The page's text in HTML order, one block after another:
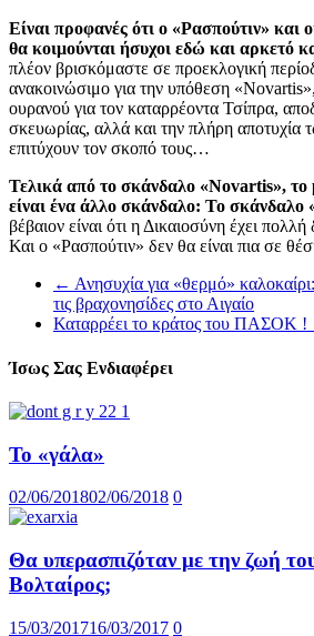
Είναι προφανές ότι ο «Ρασπούτιν» και
θα κοιμούνται ήσυχοι εδώ και αρκετό
πλέον βρισκόμαστε σε προεκλογική
ανακοινώσιμο για την υπόθεση
ουρανού για τον καταρρέοντα Τσίπρα,
σκευωρίας, αλλά και την πλήρη
επιτύχουν τον σκοπό τους…
Τελικά από το σκάνδαλο «Novartis»,
είναι ένα άλλο σκάνδαλο: Το σκάνδαλο
βέβαιον είναι ότι η Δικαιοσύνη έχει
Και ο «Ρασπούτιν» δεν θα είναι πια σε
← Ανησυχία για «θερμό»
τις βραχονησίδες στο Αιγαίο
Καταρρέει το κράτος του ΠΑΣΟΚ !
Ίσως Σας Ενδιαφέρει
Το «γάλα»
02/06/201802/06/2018 0
Θα υπερασπιζόταν με την ζωή
Βολταίρος;
15/03/201716/03/2017 0